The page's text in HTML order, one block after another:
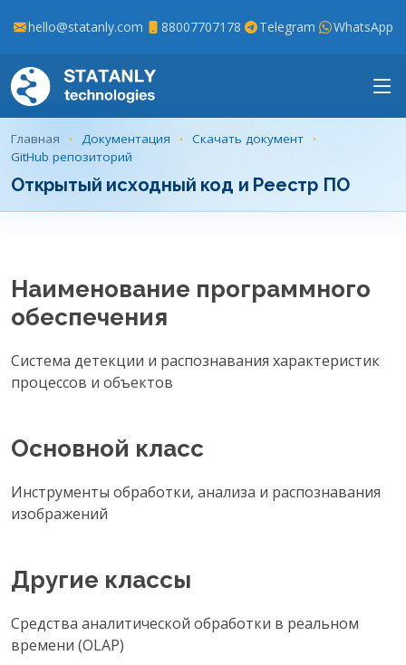
hello@statanly.com 88007707178 Telegram WhatsApp
Главная Документация
Скачать документ
GitHub репозиторий
Открытый исходный код и Реестр ПО
Наименование программного
обеспечения
Система детекции и распознавания характеристик
процессов и объектов
Основной класс
Инструменты обработки, анализа и распознавания
изображений
Другие классы
Средства аналитической обработки в реальном
времени (OLAP)